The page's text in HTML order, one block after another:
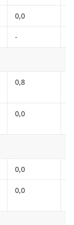
0,0
-
0,8
0,0
0,0
0,0